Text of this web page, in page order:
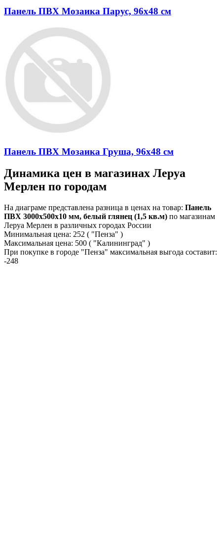
Панель ПВХ Мозаика Парус, 96х48 см
Панель ПВХ Мозаика Груша, 96х48 см
Динамика цен в магазинах Леруа
Мерлен по городам
На диаграме представлена разница в ценах на товар: Панель
ПВХ 3000х500х10 мм, белый глянец (1,5 кв.м) по магазинам
Леруа Мерлен в различных городах России
Минимальная цена: 252 ( "Пенза" )
Максимальная цена: 500 ( "Калининград" )
При покупке в городе "Пенза" максимальная выгода составит:
-248